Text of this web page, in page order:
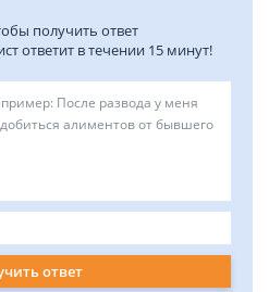
получить ответ
ответит в течении 15 минут!
ответ